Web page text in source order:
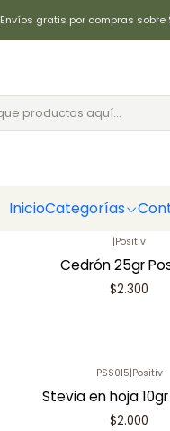
InicioCategorías
Envíos gratis por compras
Inicio Café /
$2.000
|Positiv
Cedrón 25gr
$2.300
PSS015|Positiv
Stevia en hoja
$2.000